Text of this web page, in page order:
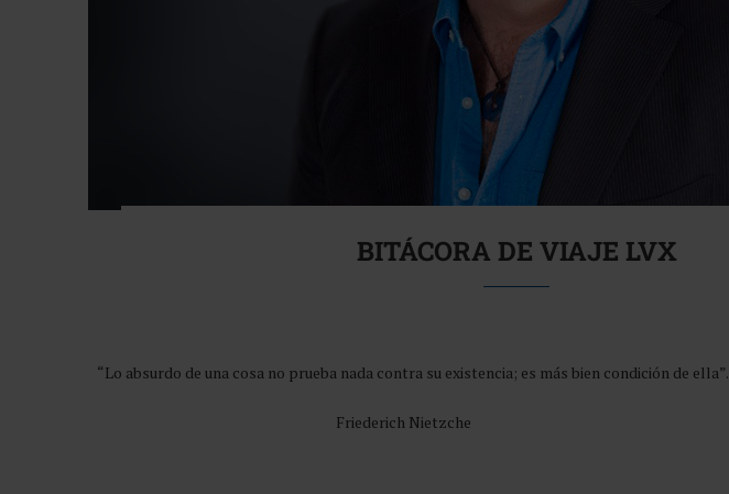
BITÁCORA DE VIAJE LVX
“Lo absurdo de una cosa no prueba nada contra su existencia; es más bien condición de ella”.
Friederich Nietzche